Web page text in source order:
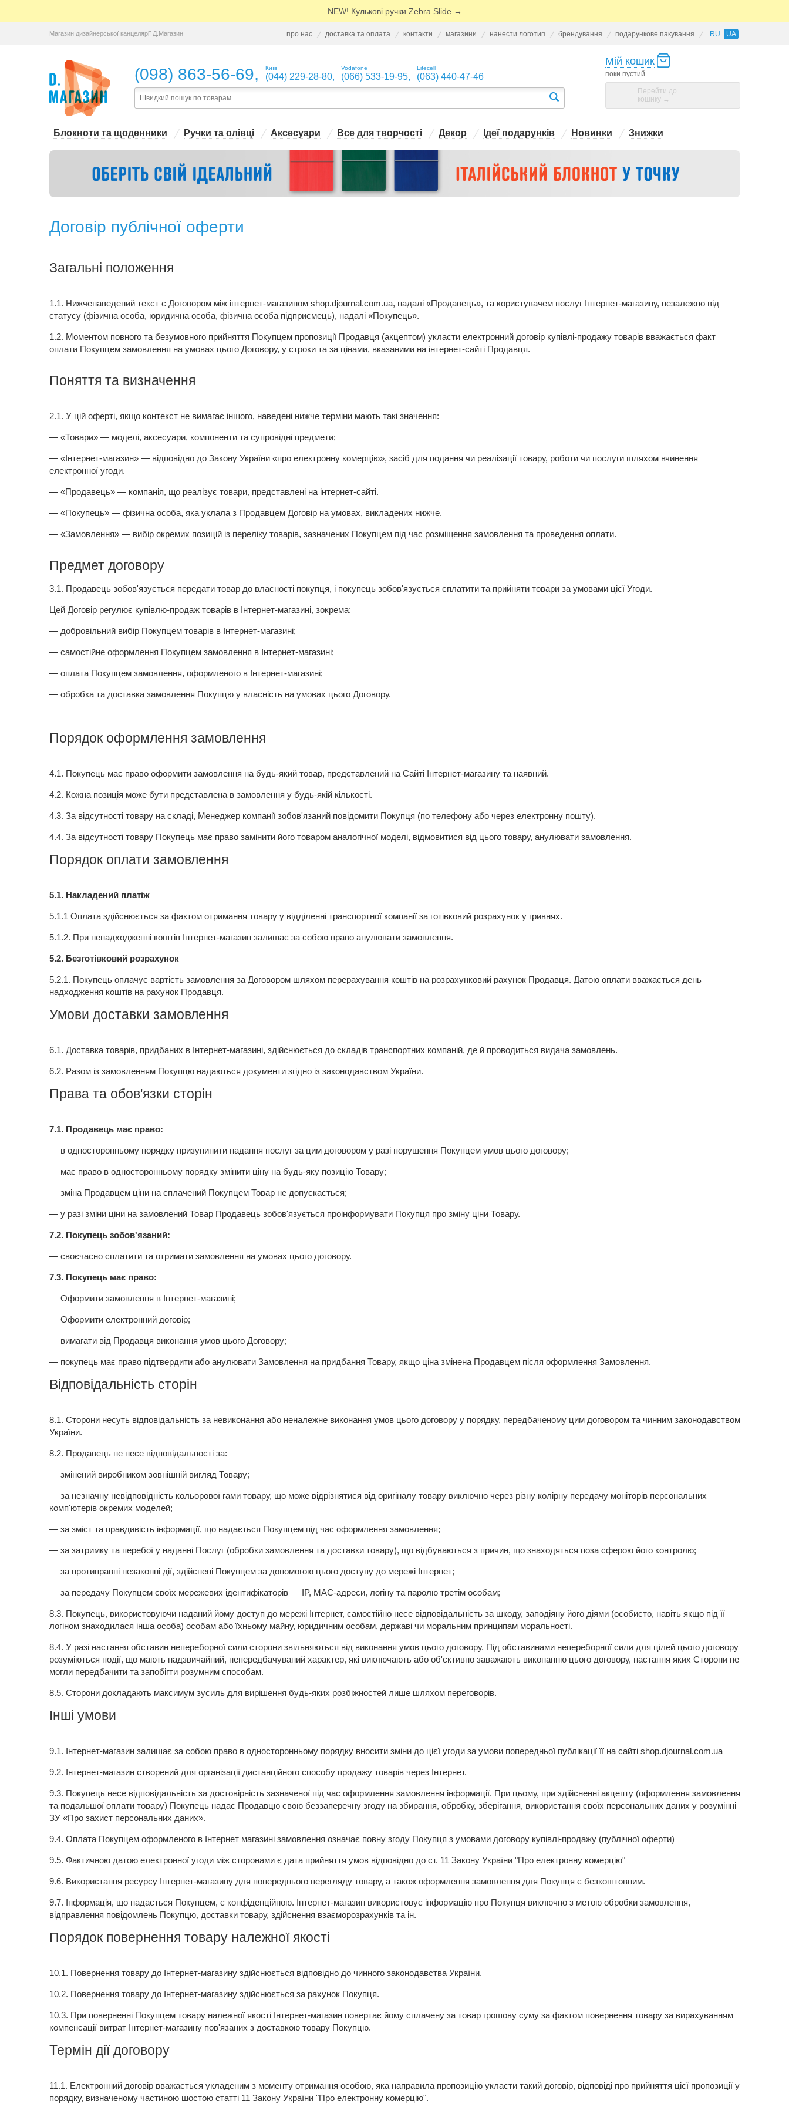
NEW! Кулькові ручки Zebra Slide →
Магазин дизайнерської канцелярії Д.Магазин про нас доставка та оплата контакти магазини нанести логотип брендування подарункове пакування RU UA
(098) 863-56-69, Київ
(044) 229-28-80,
Vodafone
(066) 533-19-95,
Lifecell
(063) 440-47-46
Мій кошик
поки пустий
Перейти до
кошику →
Блокноти та щоденники Ручки та олівці Аксесуари Все для творчості Декор Ідеї подарунків Новинки Знижки
Договір публічної оферти
Загальні положення
1.1. Нижченаведений текст є Договором між інтернет-магазином shop.djournal.com.ua, надалі «Продавець», та користувачем послуг Інтернет-магазину, незалежно від
статусу (фізична особа, юридична особа, фізична особа підприємець), надалі «Покупець».
1.2. Моментом повного та безумовного прийняття Покупцем пропозиції Продавця (акцептом) укласти електронний договір купівлі-продажу товарів вважається факт
оплати Покупцем замовлення на умовах цього Договору, у строки та за цінами, вказаними на інтернет-сайті Продавця.
Поняття та визначення
2.1. У цій оферті, якщо контекст не вимагає іншого, наведені нижче терміни мають такі значення:
— «Товари» — моделі, аксесуари, компоненти та супровідні предмети;
— «Інтернет-магазин» — відповідно до Закону України «про електронну комерцію», засіб для подання чи реалізації товару, роботи чи послуги шляхом вчинення
електронної угоди.
— «Продавець» — компанія, що реалізує товари, представлені на інтернет-сайті.
— «Покупець» — фізична особа, яка уклала з Продавцем Договір на умовах, викладених нижче.
— «Замовлення» — вибір окремих позицій із переліку товарів, зазначених Покупцем під час розміщення замовлення та проведення оплати.
Предмет договору
3.1. Продавець зобов'язується передати товар до власності покупця, і покупець зобов'язується сплатити та прийняти товари за умовами цієї Угоди.
Цей Договір регулює купівлю-продаж товарів в Інтернет-магазині, зокрема:
— добровільний вибір Покупцем товарів в Інтернет-магазині;
— самостійне оформлення Покупцем замовлення в Інтернет-магазині;
— оплата Покупцем замовлення, оформленого в Інтернет-магазині;
— обробка та доставка замовлення Покупцю у власність на умовах цього Договору.
Порядок оформлення замовлення
4.1. Покупець має право оформити замовлення на будь-який товар, представлений на Сайті Інтернет-магазину та наявний.
4.2. Кожна позиція може бути представлена ​​в замовлення у будь-якій кількості.
4.3. За відсутності товару на складі, Менеджер компанії зобов'язаний повідомити Покупця (по телефону або через електронну пошту).
4.4. За відсутності товару Покупець має право замінити його товаром аналогічної моделі, відмовитися від цього товару, анулювати замовлення.
Порядок оплати замовлення
5.1. Накладений платіж
5.1.1 Оплата здійснюється за фактом отримання товару у відділенні транспортної компанії за готівковий розрахунок у гривнях.
5.1.2. При ненадходженні коштів Інтернет-магазин залишає за собою право анулювати замовлення.
5.2. Безготівковий розрахунок
5.2.1. Покупець оплачує вартість замовлення за Договором шляхом перерахування коштів на розрахунковий рахунок Продавця. Датою оплати вважається день
надходження коштів на рахунок Продавця.
Умови доставки замовлення
6.1. Доставка товарів, придбаних в Інтернет-магазині, здійснюється до складів транспортних компаній, де й проводиться видача замовлень.
6.2. Разом із замовленням Покупцю надаються документи згідно із законодавством України.
Права та обов'язки сторін
7.1. Продавець має право:
— в односторонньому порядку призупинити надання послуг за цим договором у разі порушення Покупцем умов цього договору;
— має право в односторонньому порядку змінити ціну на будь-яку позицію Товару;
— зміна Продавцем ціни на сплачений Покупцем Товар не допускається;
— у разі зміни ціни на замовлений Товар Продавець зобов'язується проінформувати Покупця про зміну ціни Товару.
7.2. Покупець зобов'язаний:
— своєчасно сплатити та отримати замовлення на умовах цього договору.
7.3. Покупець має право:
— Оформити замовлення в Інтернет-магазині;
— Оформити електронний договір;
— вимагати від Продавця виконання умов цього Договору;
— покупець має право підтвердити або анулювати Замовлення на придбання Товару, якщо ціна змінена Продавцем після оформлення Замовлення.
Відповідальність сторін
8.1. Сторони несуть відповідальність за невиконання або неналежне виконання умов цього договору у порядку, передбаченому цим договором та чинним законодавством
України.
8.2. Продавець не несе відповідальності за:
— змінений виробником зовнішній вигляд Товару;
— за незначну невідповідність кольорової гами товару, що може відрізнятися від оригіналу товару виключно через різну колірну передачу моніторів персональних
комп'ютерів окремих моделей;
— за зміст та правдивість інформації, що надається Покупцем під час оформлення замовлення;
— за затримку та перебої у наданні Послуг (обробки замовлення та доставки товару), що відбуваються з причин, що знаходяться поза сферою його контролю;
— за протиправні незаконні дії, здійснені Покупцем за допомогою цього доступу до мережі Інтернет;
— за передачу Покупцем своїх мережевих ідентифікаторів — IP, MAC-адреси, логіну та паролю третім особам;
8.3. Покупець, використовуючи наданий йому доступ до мережі Інтернет, самостійно несе відповідальність за шкоду, заподіяну його діями (особисто, навіть якщо під її
логіном знаходилася інша особа) особам або їхньому майну, юридичним особам, державі чи моральним принципам моральності.
8.4. У разі настання обставин непереборної сили сторони звільняються від виконання умов цього договору. Під обставинами непереборної сили для цілей цього договору
розуміються події, що мають надзвичайний, непередбачуваний характер, які виключають або об'єктивно заважають виконанню цього договору, настання яких Сторони не
могли передбачити та запобігти розумним способам.
8.5. Сторони докладають максимум зусиль для вирішення будь-яких розбіжностей лише шляхом переговорів.
Інші умови
9.1. Інтернет-магазин залишає за собою право в односторонньому порядку вносити зміни до цієї угоди за умови попередньої публікації її на сайті shop.djournal.com.ua
9.2. Інтернет-магазин створений для організації дистанційного способу продажу товарів через Інтернет.
9.3. Покупець несе відповідальність за достовірність зазначеної під час оформлення замовлення інформації. При цьому, при здійсненні акцепту (оформлення замовлення
та подальшої оплати товару) Покупець надає Продавцю свою беззаперечну згоду на збирання, обробку, зберігання, використання своїх персональних даних у розумінні
ЗУ «Про захист персональних даних».
9.4. Оплата Покупцем оформленого в Інтернет магазині замовлення означає повну згоду Покупця з умовами договору купівлі-продажу (публічної оферти)
9.5. Фактичною датою електронної угоди між сторонами є дата прийняття умов відповідно до ст. 11 Закону України "Про електронну комерцію"
9.6. Використання ресурсу Інтернет-магазину для попереднього перегляду товару, а також оформлення замовлення для Покупця є безкоштовним.
9.7. Інформація, що надається Покупцем, є конфіденційною. Інтернет-магазин використовує інформацію про Покупця виключно з метою обробки замовлення,
відправлення повідомлень Покупцю, доставки товару, здійснення взаєморозрахунків та ін.
Порядок повернення товару належної якості
10.1. Повернення товару до Інтернет-магазину здійснюється відповідно до чинного законодавства України.
10.2. Повернення товару до Інтернет-магазину здійснюється за рахунок Покупця.
10.3. При поверненні Покупцем товару належної якості Інтернет-магазин повертає йому сплачену за товар грошову суму за фактом повернення товару за вирахуванням
компенсації витрат Інтернет-магазину пов'язаних з доставкою товару Покупцю.
Термін дії договору
11.1. Електронний договір вважається укладеним з моменту отримання особою, яка направила пропозицію укласти такий договір, відповіді про прийняття цієї пропозиції у
порядку, визначеному частиною шостою статті 11 Закону України "Про електронну комерцію".